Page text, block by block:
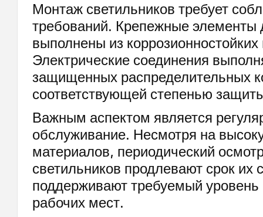
Монтаж светильников требует
требований. Крепежные
выполнены из
Электрические соединения
защищенных распределительных
соответствующей степенью
Важным аспектом является
обслуживание. Несмотря на
материалов, периодический
светильников продлевают срок их
поддерживают требуемый
рабочих мест.